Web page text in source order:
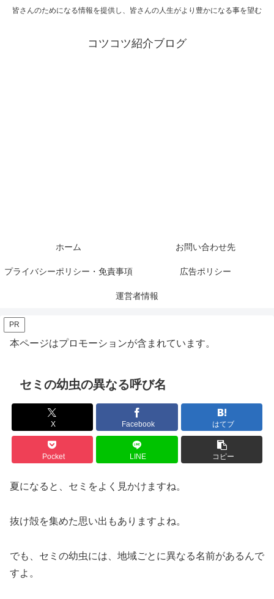
皆さんのためになる情報を提供し、皆さんの人生がより豊かになる事を望む
コツコツ紹介ブログ
ホーム お問い合わせ先
プライバシーポリシー・免責事項 広告ポリシー
運営者情報
PR
本ページはプロモーションが含まれています。
セミの幼虫の異なる呼び名
X Facebook はてブ
Pocket LINE コピー
夏になると、セミをよく見かけますね。
抜け殻を集めた思い出もありますよね。
でも、セミの幼虫には、地域ごとに異なる名前があるんで
すよ。